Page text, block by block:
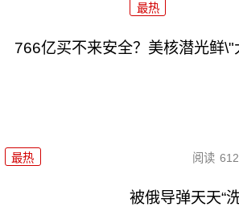
最热
766亿买不来安全？美核潜光鲜
最热 阅读
被俄导弹天天“